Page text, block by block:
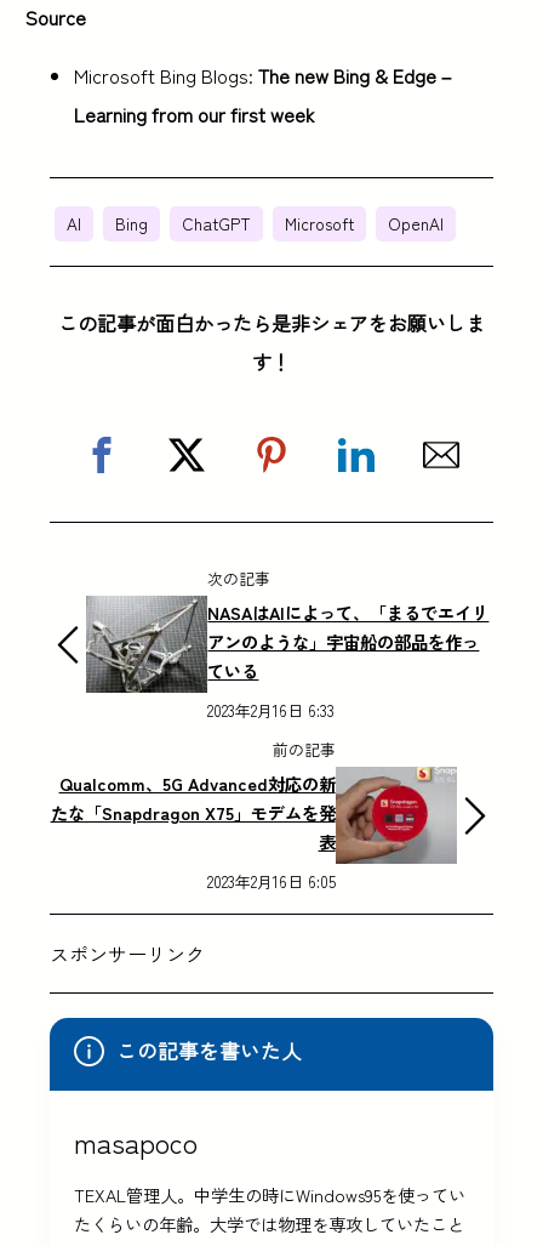
Source
Microsoft Bing Blogs:The new Bing & Edge –
Learning from our first week
AI Bing ChatGPT Microsoft OpenAI
この記事が面白かったら是非シェアをお願いしま
す！
次の記事
NASAはAIによって、「まるでエイリ
アンのような」宇宙船の部品を作っ
ている
2023年2月16日 6:33
前の記事
Qualcomm、5G Advanced対応の新
たな「Snapdragon X75」モデムを発
表
2023年2月16日 6:05
スポンサーリンク
この記事を書いた人
masapoco
TEXAL管理人。中学生の時にWindows95を使ってい
たくらいの年齢。大学では物理を専攻していたこと